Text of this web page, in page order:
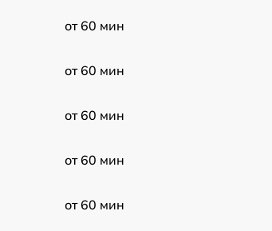
от 60 мин
от 60 мин
от 60 мин
от 60 мин
от 60 мин